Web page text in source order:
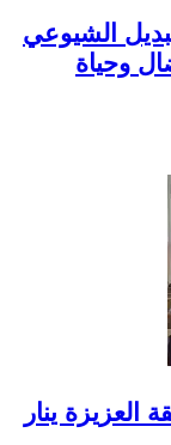
الشيوعي
وحياة
ينار